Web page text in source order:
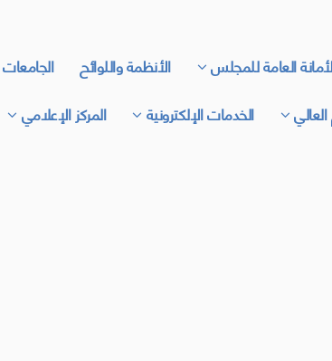
العامة للمجلس الأنظمة واللوائح
الخدمات الإلكترونية المركز الإعلامي